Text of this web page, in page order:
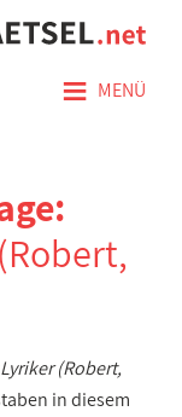
≡ MENÜ
(Robert,
in diesem